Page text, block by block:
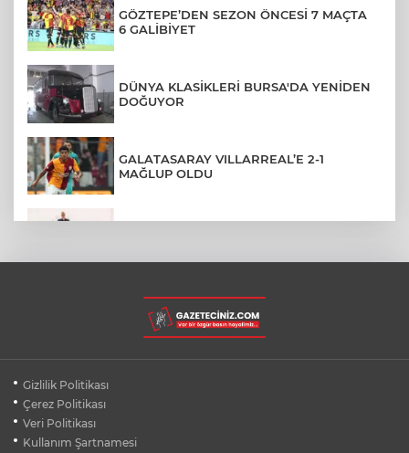
GÖZTEPE’DEN SEZON ÖNCESİ 7 MAÇTA
6 GALİBİYET
DÜNYA KLASİKLERİ BURSA'DA YENİDEN
DOĞUYOR
GALATASARAY VILLARREAL’E 2-1
MAĞLUP OLDU
RİZE'DE BÖYLE PİKNİK HERKESE NASİP
OLMAZ
OSMANGAZİ'DE ÇOCUKLAR TATİLİ
Gizlilik Politikası
Çerez Politikası
Veri Politikası
Kullanım Şartnamesi